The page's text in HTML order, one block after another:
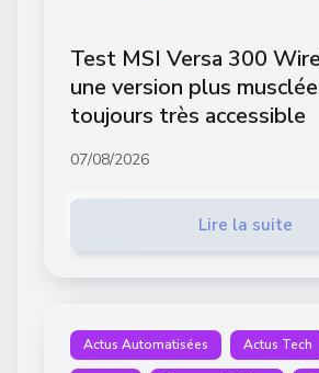
Test MSI Versa 300
une version plus
toujours très accessible
07/08/2026
Lire la suite
Actus Automatisées Actus Tech